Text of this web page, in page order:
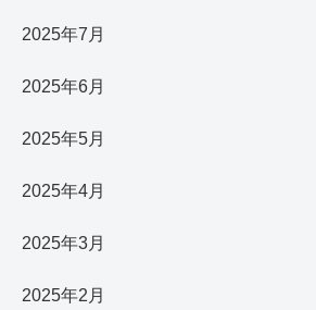
2025年7月
2025年6月
2025年5月
2025年4月
2025年3月
2025年2月